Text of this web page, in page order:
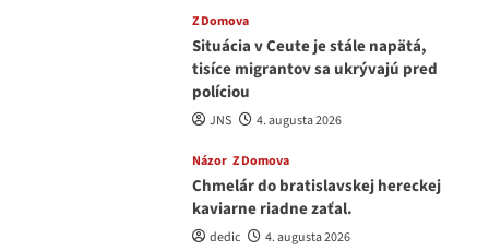
Z Domova
Situácia v Ceute je stále napätá,
tisíce migrantov sa ukrývajú pred
políciou
JNS 4. augusta 2026
Názor Z Domova
Chmelár do bratislavskej hereckej
kaviarne riadne zaťal.
dedic 4. augusta 2026